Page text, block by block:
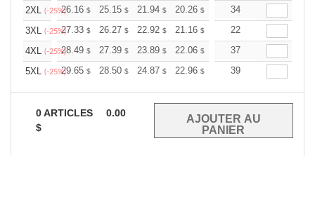
2XL (-25%)26.16 $ 25.15 $ 21.94 $ 20.26 $ 19.24$
34
3XL (-25%)27.33 $ 26.27 $ 22.92 $ 21.16 $ 20.10$
22
4XL (-25%)28.49 $ 27.39 $ 23.89 $ 22.06 $ 20.95$
37
5XL (-25%)29.65 $ 28.50 $ 24.87 $ 22.96 $ 21.81$
39
0ARTICLES
0.00
$